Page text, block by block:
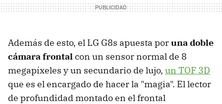
Además de esto, el LG G8s apuesta poruna doble
cámara frontalcon un sensor normal de 8
megapíxeles y un secundario de lujo, un TOF 3D
que es el encargado de hacer la "magia". El lector
de profundidad montado en el frontal